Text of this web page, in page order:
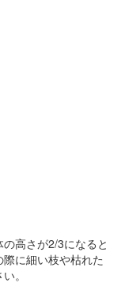
高さが2/3になると
に細い枝や枯れた
。